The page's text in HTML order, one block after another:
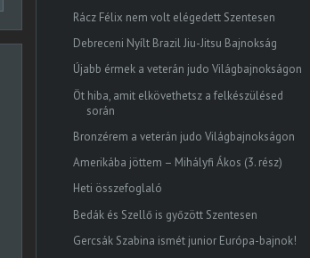
Rácz Félix nem volt elégedett Szentesen
Debreceni Nyílt Brazil Jiu-Jitsu Bajnokság
Újabb érmek a veterán judo Világbajnokságon
Öt hiba, amit elkövethetsz a felkészülésed
során
Bronzérem a veterán judo Világbajnokságon
Amerikába jöttem – Mihályfi Ákos (3. rész)
Heti összefoglaló
Bedák és Szellő is győzött Szentesen
Gercsák Szabina ismét junior Európa-bajnok!